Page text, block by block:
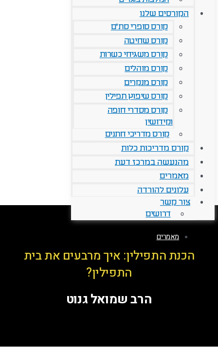
הקורסים שלנו
קורס סופרי סת"ם
קורס שחיטה
קורס משגיחי כשרות
קורס מוהלים
קורס מנקרים
קורס שיפוץ תפילין
קורס מסדרי חופה
וקידושין
קורס מדריכי חתנים
קורס מדריכות כלות
מהנעשה במרכז דעת
מאמרים
עלונים להורדה
צור קשר
דרושים
מאמרים
הכנת התפילין: איך מרבעים את בית
התפילין?
הרב שמואל גנוט